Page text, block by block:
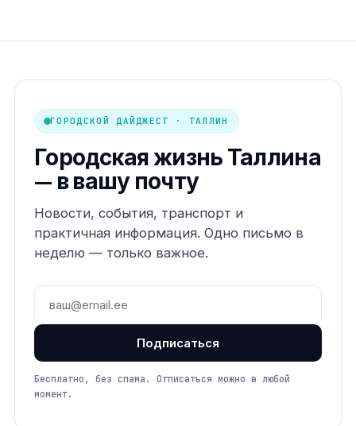
ГОРОДСКОЙ ДАЙДЖЕСТ · ТАЛЛИН
Городская жизнь Таллина
— в вашу почту
Новости, события, транспорт и
практичная информация. Одно письмо в
неделю — только важное.
Подписаться
Бесплатно, без спама. Отписаться можно в любой
момент.